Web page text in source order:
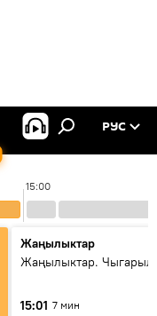
РУС
15:00
Жаңылыктар
Жаңылыктар.
15:01 7 мин